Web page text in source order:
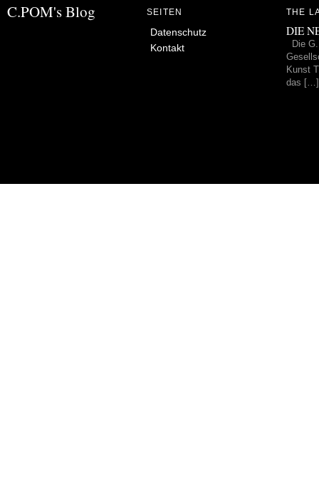
C.POM's Blog SEITEN
Datenschutz
Kontakt
THE
DIE
Die
Kunst
das […]